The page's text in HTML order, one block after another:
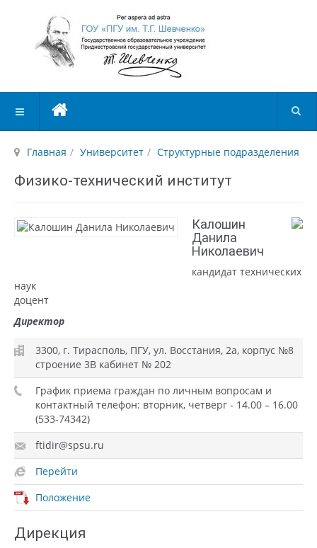
Главная Университет Структурные подразделения
Физико-технический институт
Калошин
Данила
Николаевич
кандидат технических
наук
доцент
Директор
3300, г. Тирасполь, ПГУ, ул. Восстания, 2а, корпус №8
строение 3В кабинет № 202
График приема граждан по личным вопросам и
контактный телефон: вторник, четверг - 14.00 – 16.00
(533-74342)
ftidir@spsu.ru
Перейти
Положение
Дирекция